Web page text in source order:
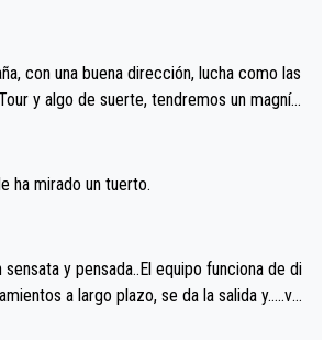
con una buena dirección, lucha como las
y algo de suerte, tendremos un magnífi
ha mirado un tuerto.
y pensada..El equipo funciona de di
a largo plazo, se da la salida y…..ve